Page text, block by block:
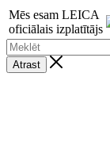
Mēs esam LEICA
oficiālais izplatītājs
Atrast